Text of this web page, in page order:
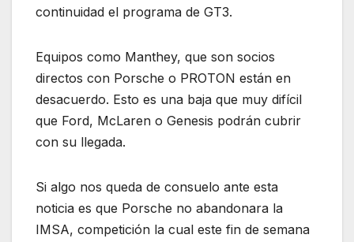
continuidad el programa de GT3.
Equipos como Manthey, que son socios
directos con Porsche o PROTON están en
desacuerdo. Esto es una baja que muy difícil
que Ford, McLaren o Genesis podrán cubrir
con su llegada.
Si algo nos queda de consuelo ante esta
noticia es que Porsche no abandonara la
IMSA, competición la cual este fin de semana